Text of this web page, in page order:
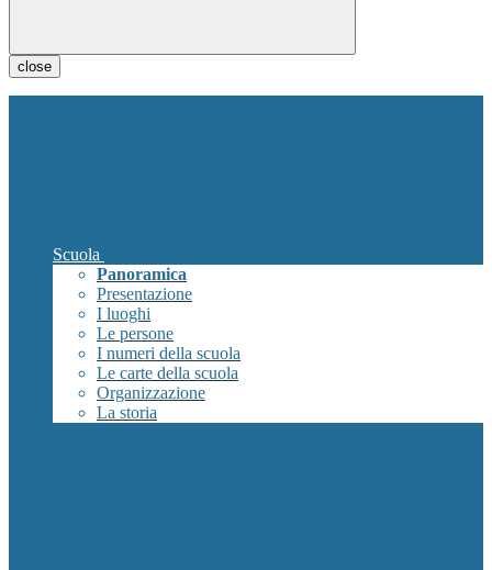
close
Scuola
Panoramica
Presentazione
I luoghi
Le persone
I numeri della scuola
Le carte della scuola
Organizzazione
La storia